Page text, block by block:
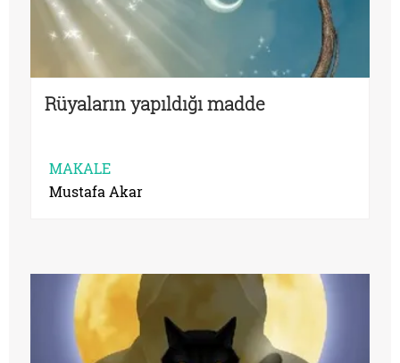
Rüyaların yapıldığı madde
MAKALE
Mustafa Akar